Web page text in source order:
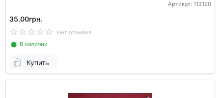
Артикул: 113190
35.00грн.
Нет отзывов
⬤ В наличии
Купить